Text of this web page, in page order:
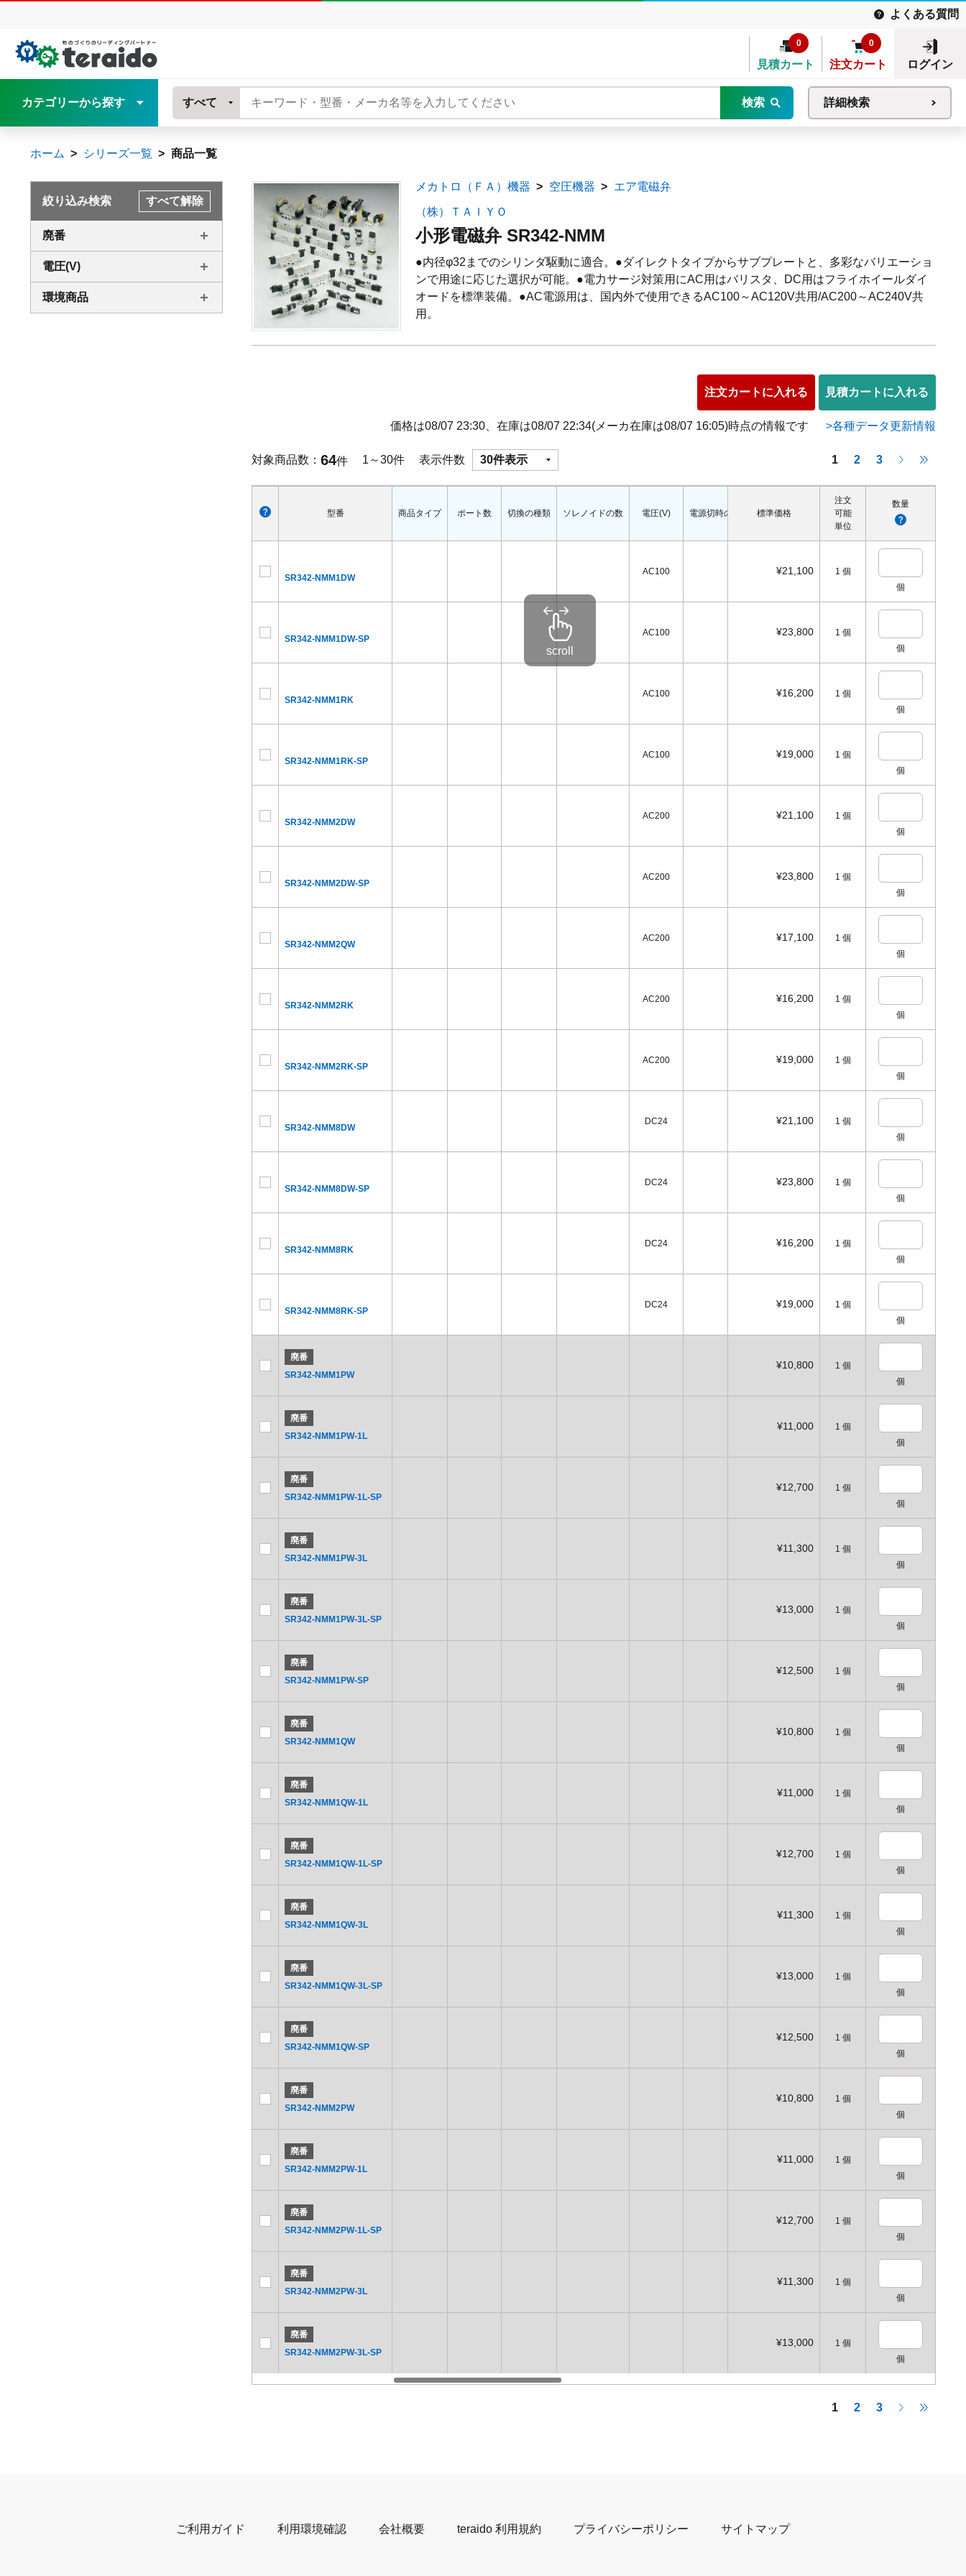
よくある質問
見積カート
0
注文カート
0
ログイン
カテゴリーから探す すべて 検索 詳細検索
ホーム シリーズ一覧 商品一覧
絞り込み検索 すべて解除
廃番
電圧(V)
環境商品
メカトロ（ＦＡ）機器 空圧機器 エア電磁弁
（株）ＴＡＩＹＯ
小形電磁弁 SR342-NMM
●内径φ32までのシリンダ駆動に適合。●ダイレクトタイプからサブプレートと、多彩なバリエーショ
ンで用途に応じた選択が可能。●電力サージ対策用にAC用はバリスタ、DC用はフライホイールダイ
オードを標準装備。●AC電源用は、国内外で使用できるAC100～AC120V共用/AC200～AC240V共
用。
注文カートに入れる 見積カートに入れる
価格は08/07 23:30、在庫は08/07 22:34(メーカ在庫は08/07 16:05)時点の情報です 各種データ更新情報
対象商品数 64件 1～30件 表示件数 30件表示 1 2 3
型番
SR342-NMM1DW
SR342-NMM1DW-SP
SR342-NMM1RK
SR342-NMM1RK-SP
SR342-NMM2DW
SR342-NMM2DW-SP
SR342-NMM2QW
SR342-NMM2RK
SR342-NMM2RK-SP
SR342-NMM8DW
SR342-NMM8DW-SP
SR342-NMM8RK
SR342-NMM8RK-SP
廃番
SR342-NMM1PW
廃番
SR342-NMM1PW-1L
廃番
SR342-NMM1PW-1L-SP
廃番
SR342-NMM1PW-3L
廃番
SR342-NMM1PW-3L-SP
廃番
SR342-NMM1PW-SP
廃番
SR342-NMM1QW
廃番
SR342-NMM1QW-1L
廃番
SR342-NMM1QW-1L-SP
廃番
SR342-NMM1QW-3L
廃番
SR342-NMM1QW-3L-SP
廃番
SR342-NMM1QW-SP
廃番
SR342-NMM2PW
廃番
SR342-NMM2PW-1L
廃番
SR342-NMM2PW-1L-SP
廃番
SR342-NMM2PW-3L
廃番
SR342-NMM2PW-3L-SP
商品タイプ ポート数 切換の種類 ソレノイドの数 電圧(V) 電源切時の状態 配管口の種類 配管ねじの呼び 適応シリンダ径
AC100
AC100
AC100
AC100
AC200
AC200
AC200
AC200
AC200
DC24
DC24
DC24
DC24
標準価格
注文
可能
単位
数量
¥21,100 1 個
個
¥23,800 1 個
個
¥16,200 1 個
個
¥19,000 1 個
個
¥21,100 1 個
個
¥23,800 1 個
個
¥17,100 1 個
個
¥16,200 1 個
個
¥19,000 1 個
個
¥21,100 1 個
個
¥23,800 1 個
個
¥16,200 1 個
個
¥19,000 1 個
個
¥10,800 1 個
個
¥11,000 1 個
個
¥12,700 1 個
個
¥11,300 1 個
個
¥13,000 1 個
個
¥12,500 1 個
個
¥10,800 1 個
個
¥11,000 1 個
個
¥12,700 1 個
個
¥11,300 1 個
個
¥13,000 1 個
個
¥12,500 1 個
個
¥10,800 1 個
個
¥11,000 1 個
個
¥12,700 1 個
個
¥11,300 1 個
個
¥13,000 1 個
個
1 2 3
ご利用ガイド 利用環境確認 会社概要 teraido 利用規約 プライバシーポリシー サイトマップ